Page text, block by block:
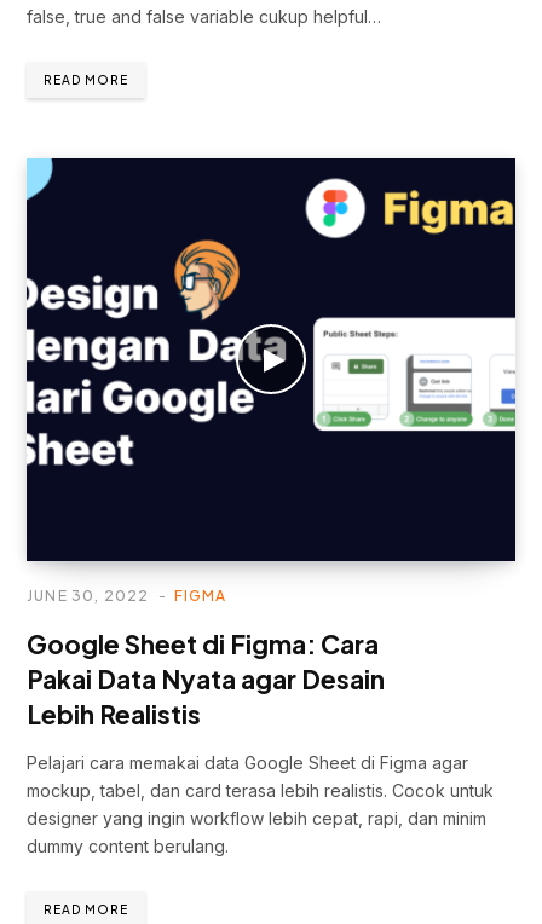
false, true and false variable cukup helpful…
READ MORE
FIGMA
JUNE 30, 2022
Google Sheet di Figma: Cara
Pakai Data Nyata agar Desain
Lebih Realistis
Pelajari cara memakai data Google Sheet di Figma agar
mockup, tabel, dan card terasa lebih realistis. Cocok untuk
designer yang ingin workflow lebih cepat, rapi, dan minim
dummy content berulang.
READ MORE